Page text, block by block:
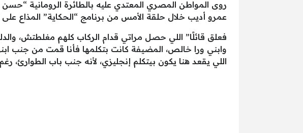
روى المواطن المصري المعتدي عليه بالطائرة الرومانية
عمرو أديب خلال حلقة الأمس من برنامج “الحكاية” المذاع
وابني ورا خالص، المضيفة كانت بتكلمها فأنا قمت من جنب
اللي يقعد هنا يكون بيتكلم إنجليزي، لأنه جنب باب الطوارئ،